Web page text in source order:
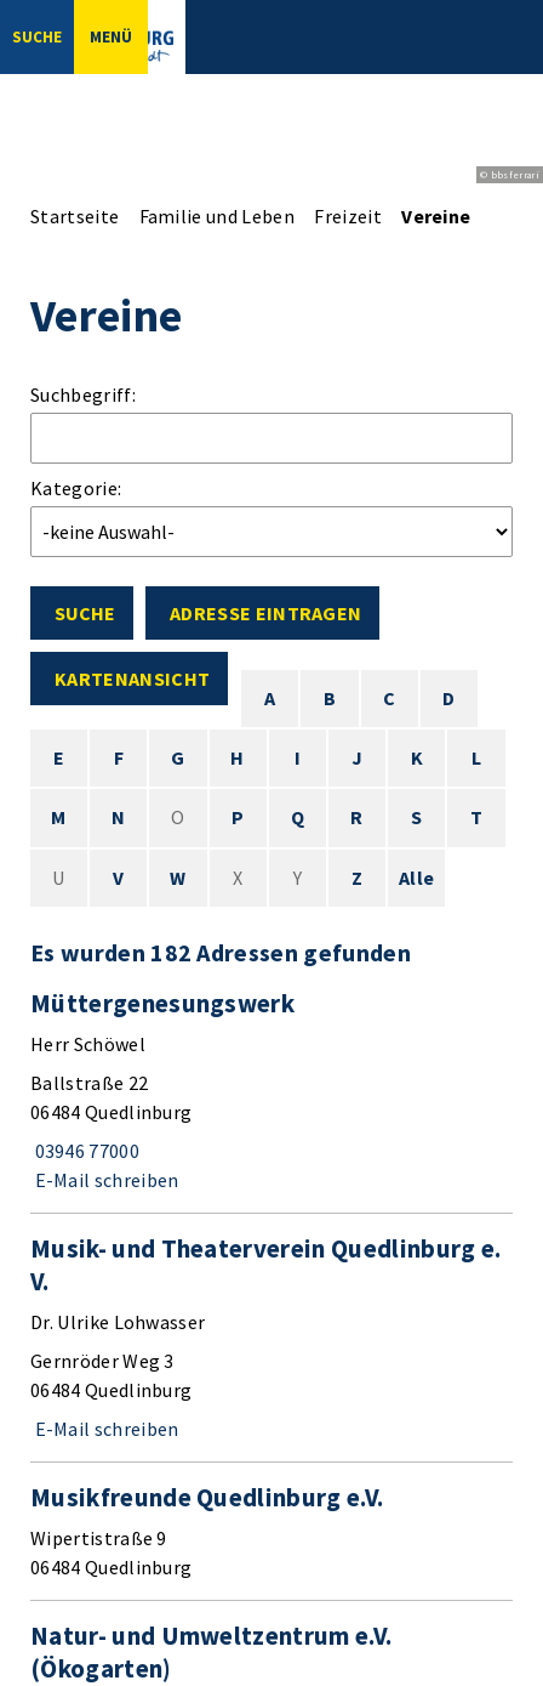
SUCHE MENÜ
© bbsferrari
Startseite Familie und Leben Freizeit Vereine
Vereine
Suchbegriff:
Kategorie:
SUCHE ADRESSE EINTRAGEN
KARTENANSICHT
A
B C D
E F G H I J K L
M N O P Q R S T
U V W X Y Z Alle
Es wurden 182 Adressen gefunden
Müttergenesungswerk
Herr Schöwel
Ballstraße 22
06484 Quedlinburg
03946 77000
E-Mail schreiben
Musik- und Theaterverein Quedlinburg e.
V.
Dr. Ulrike Lohwasser
Gernröder Weg 3
06484 Quedlinburg
E-Mail schreiben
Musikfreunde Quedlinburg e.V.
Wipertistraße 9
06484 Quedlinburg
Natur- und Umweltzentrum e.V.
(Ökogarten)